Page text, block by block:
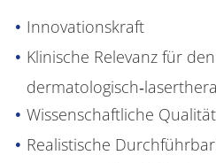
Innovationskraft
Klinische Relevanz für den
Wissenschaftliche
Realistische